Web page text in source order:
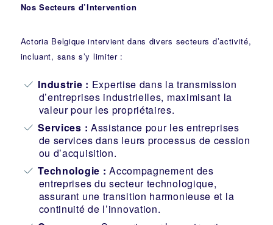
Nos Secteurs d’Intervention
Actoria Belgique intervient dans divers secteurs d’activité,
incluant, sans s’y limiter :
Industrie : Expertise dans la transmission
d’entreprises industrielles, maximisant la
valeur pour les propriétaires.
Services : Assistance pour les entreprises
de services dans leurs processus de cession
ou d’acquisition.
Technologie : Accompagnement des
entreprises du secteur technologique,
assurant une transition harmonieuse et la
continuité de l’innovation.